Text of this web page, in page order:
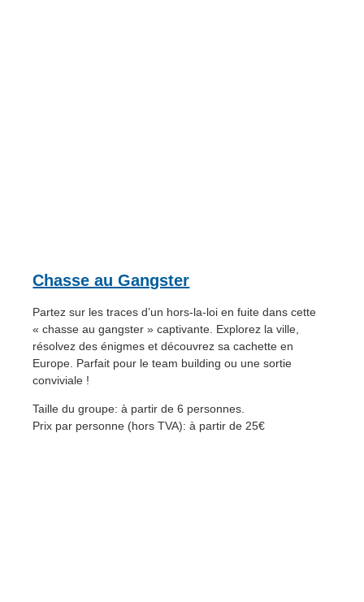
Chasse au Gangster
Partez sur les traces d’un hors-la-loi en fuite dans cette
« chasse au gangster » captivante. Explorez la ville,
résolvez des énigmes et découvrez sa cachette en
Europe. Parfait pour le team building ou une sortie
conviviale !
Taille du groupe: à partir de 6 personnes.
Prix par personne (hors TVA): à partir de 25€